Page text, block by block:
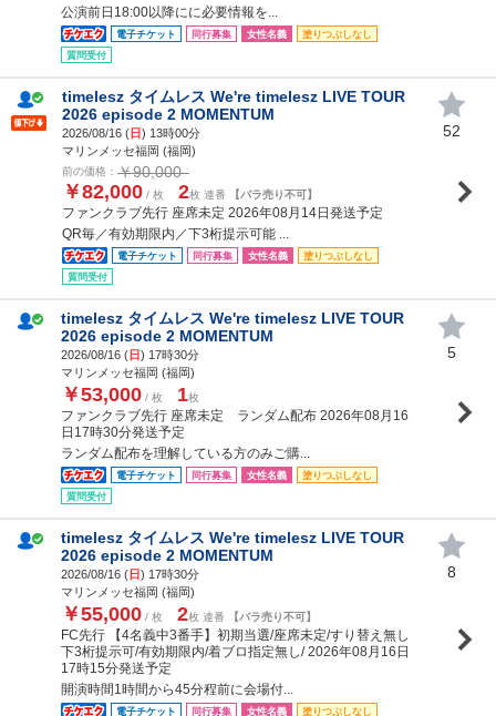
公演前日18:00以降にに必要情報を...
電子チケット 同行募集 女性名義
塗りつぶしなし
質問受付
timelesz タイムレス We're timelesz LIVE TOUR
2026 episode 2 MOMENTUM
2026/08/16 (日) 13時00分
マリンメッセ福岡 (福岡)
前の価格： ￥90,000
￥82,000 / 枚 2枚 連番 【バラ売り不可】
ファンクラブ先行 座席未定 2026年08月14日発送予定
QR毎／有効期限内／下3桁提示可能 ...
電子チケット 同行募集 女性名義
塗りつぶしなし
質問受付
52
timelesz タイムレス We're timelesz LIVE TOUR
2026 episode 2 MOMENTUM
2026/08/16 (日) 17時30分
マリンメッセ福岡 (福岡)
￥53,000 / 枚 1枚
ファンクラブ先行 座席未定 ランダム配布 2026年08月16
日17時30分発送予定
ランダム配布を理解している方のみご購...
電子チケット 同行募集 女性名義
塗りつぶしなし
質問受付
5
timelesz タイムレス We're timelesz LIVE TOUR
2026 episode 2 MOMENTUM
2026/08/16 (日) 17時30分
マリンメッセ福岡 (福岡)
￥55,000 / 枚 2枚 連番 【バラ売り不可】
FC先行 【4名義中3番手】初期当選/座席未定/すり替え無し
下3桁提示可/有効期限内/着ブロ指定無し/ 2026年08月16日
17時15分発送予定
開演時間1時間から45分程前に会場付...
電子チケット 同行募集 女性名義 塗りつぶしなし
8